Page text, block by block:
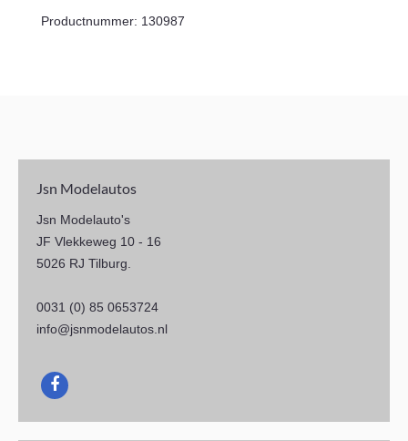
Productnummer: 130987
Jsn Modelautos
Jsn Modelauto's
JF Vlekkeweg 10 - 16
5026 RJ Tilburg.
0031 (0) 85 0653724
info@jsnmodelautos.nl